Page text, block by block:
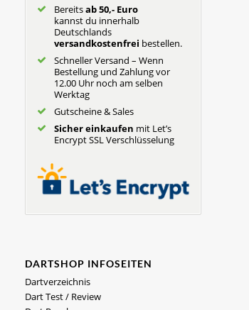
Bereitsab 50,- Euro
kannst du innerhalb
Deutschlands
versandkostenfrei bestellen.
Schneller Versand – Wenn
Bestellung und Zahlung vor
12.00 Uhr noch am selben
Werktag
Gutscheine & Sales
Sicher einkaufen mit Let’s
Encrypt SSL Verschlüsselung
DARTSHOP INFOSEITEN
Dartverzeichnis
Dart Test / Review